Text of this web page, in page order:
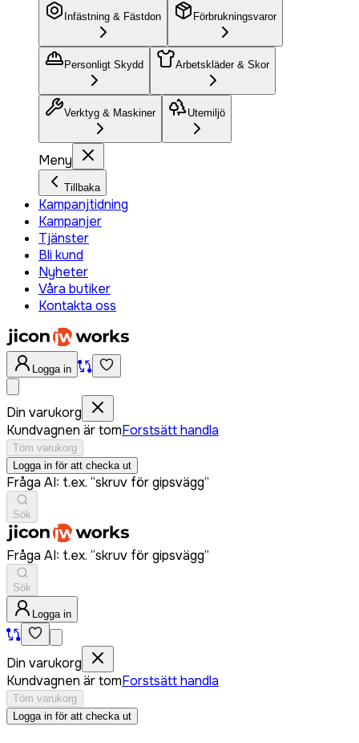
Infästning & Fästdon Förbrukningsvaror
Personligt Skydd Arbetskläder & Skor
Verktyg & Maskiner Utemiljö
Meny
Tillbaka
Kampanjtidning
Kampanjer
Tjänster
Bli kund
Nyheter
Våra butiker
Kontakta oss
Logga in
Din varukorg
Kundvagnen är tomForstsätt handla
Töm varukorg
Logga in för att checka ut
Fråga AI: t.ex. “skruv för gipsvägg”
Sök
Fråga AI: t.ex. “skruv för gipsvägg”
Sök
Logga in
Din varukorg
Kundvagnen är tomForstsätt handla
Töm varukorg
Logga in för att checka ut